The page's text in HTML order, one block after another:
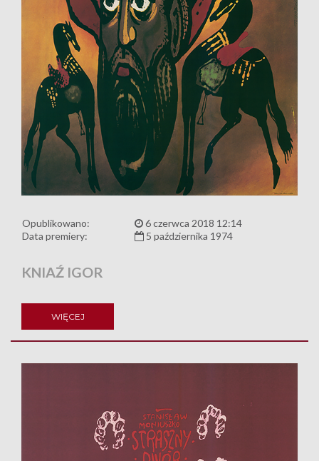
Opublikowano:
6 czerwca 2018 12:14
Data premiery:
5 października 1974
KNIAŹ IGOR
WIĘCEJ